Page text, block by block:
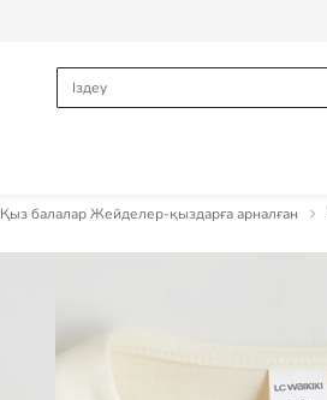
Қыз балалар Жейделер-қыздарға арналған